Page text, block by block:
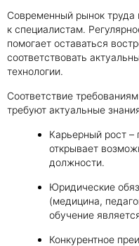
Современный рынок труда
к специалистам.
помогает оставаться
соответствовать
технологии.
Соответствие
требуют актуальные
Карьерный рост –
открывает
должности.
Юридические
(медицина,
обучение
Конкурентное